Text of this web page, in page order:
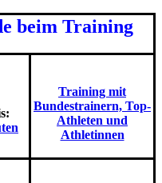
beim Training
Training mit
Bundestrainern, Top-
Athleten und
Athletinnen